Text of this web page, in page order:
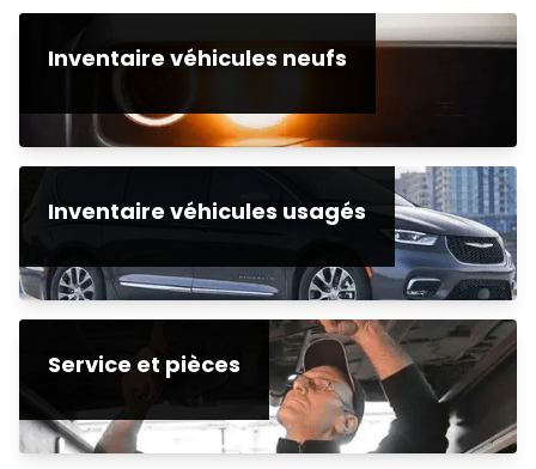
Inventaire véhicules neufs
Inventaire véhicules usagés
Service et pièces